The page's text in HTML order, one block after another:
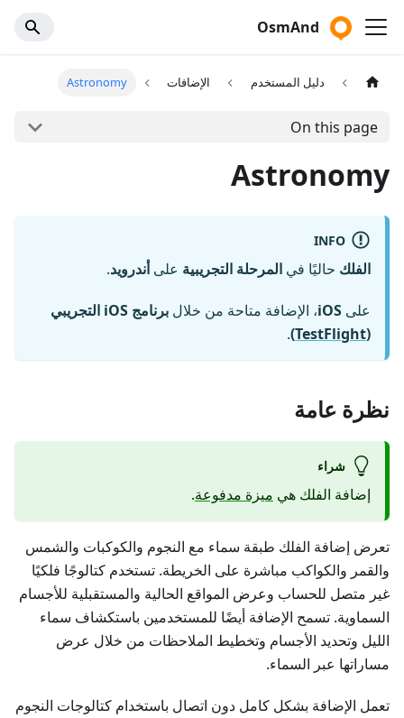
OsmAnd
دليل المستخدم الإضافات Astronomy
On this page
Astronomy
INFO
الفلك حاليًا في المرحلة التجريبية علىأندرويد.
على iOS، الإضافة متاحة من خلال
برنامج iOS التجريبي
(
TestFlight
)
.
نظرة عامة
شراء
إضافة الفلك هي ميزة مدفوعة.
تعرض إضافة الفلك طبقة سماء مع النجوم والكوكبات والشمس
والقمر والكواكب مباشرة على الخريطة. تستخدم كتالوجًا فلكيًا
غير متصل للحساب وعرض المواقع الحالية والمستقبلية للأجسام
السماوية. تسمح الإضافة أيضًا للمستخدمين باستكشاف سماء
الليل وتحديد الأجسام وتخطيط الملاحظات من خلال عرض
مساراتها عبر السماء.
تعمل الإضافة بشكل كامل دون اتصال باستخدام كتالوجات النجوم